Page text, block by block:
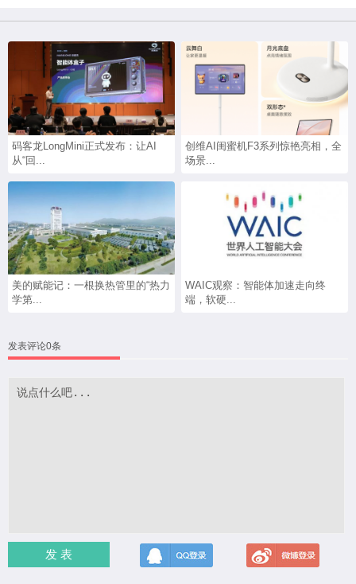
码客龙LongMini正式发布：让AI
从“回...
创维AI闺蜜机F3系列惊艳亮相，全
场景...
美的赋能记：一根换热管里的“热力
学第...
WAIC观察：智能体加速走向终
端，软硬...
发表评论0条
发 表